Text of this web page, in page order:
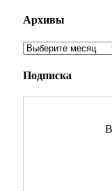
Архивы
Архивы
Подписка